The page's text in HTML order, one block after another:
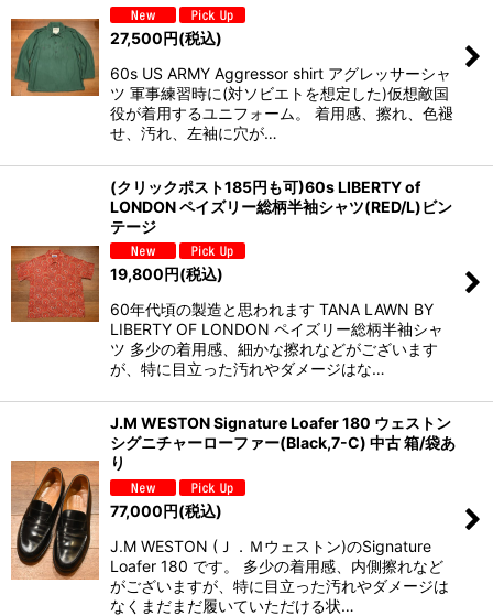
27,500円(税込)
60s US ARMY Aggressor shirt アグレッサーシャ
ツ 軍事練習時に(対ソビエトを想定した)仮想敵国
役が着用するユニフォーム。 着用感、擦れ、色褪
せ、汚れ、左袖に穴が…
(クリックポスト185円も可)60s LIBERTY of
LONDON ペイズリー総柄半袖シャツ(RED/L)ビン
テージ
19,800円(税込)
60年代頃の製造と思われます TANA LAWN BY
LIBERTY OF LONDON ペイズリー総柄半袖シャ
ツ 多少の着用感、細かな擦れなどがございます
が、特に目立った汚れやダメージはな…
J.M WESTON Signature Loafer 180 ウェストン
シグニチャーローファー(Black,7-C) 中古 箱/袋あ
り
77,000円(税込)
J.M WESTON (Ｊ．Ｍウェストン)のSignature
Loafer 180 です。 多少の着用感、内側擦れなど
がございますが、特に目立った汚れやダメージは
なくまだまだ履いていただける状…